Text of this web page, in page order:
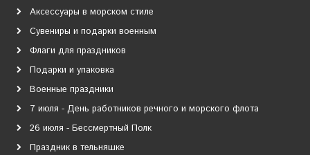
Аксессуары в морском стиле
Сувениры и подарки военным
Флаги для праздников
Подарки и упаковка
Военные праздники
7 июля - День работников речного и морского флота
26 июля - Бессмертный Полк
Праздник в тельняшке